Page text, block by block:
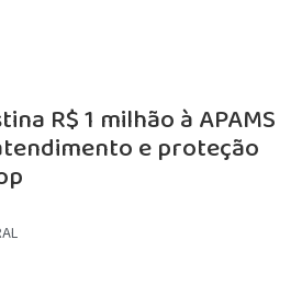
R$ 1 milhão à APAMS
e proteção